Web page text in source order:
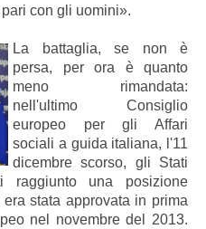
con gli uomini».
La battaglia, se non è
persa, per ora è quanto
meno rimandata:
nell'ultimo Consiglio
europeo per gli Affari
sociali a guida italiana, l'11
dicembre scorso, gli Stati
raggiunto una posizione
stata approvata in prima
nel novembre del 2013.